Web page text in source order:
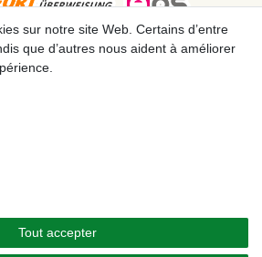
Déclaration de confidentialité
le contrat ici
réservés. – Les prix indiqués par le Vendeur au
sur notre site Web. Certains d’entre
que d’autres nous aident à améliorer
Tout accepter